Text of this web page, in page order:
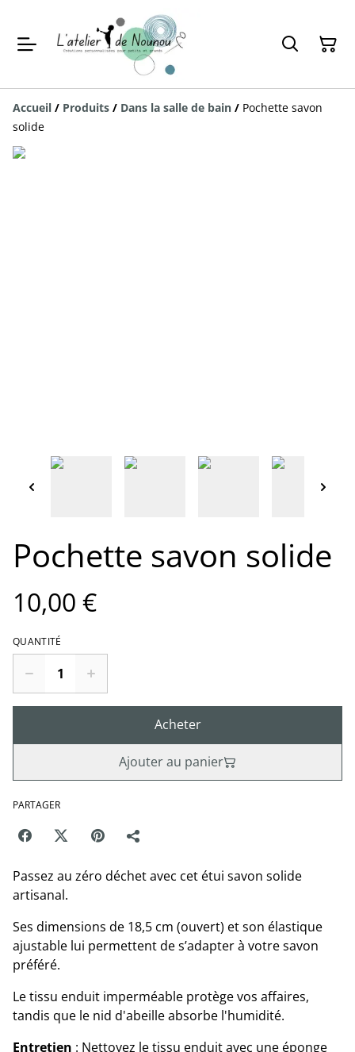
Accueil / Produits / Dans la salle de bain / Pochette savon
solide
Pochette savon solide
10,00 €
QUANTITÉ
Acheter
Ajouter au panier
PARTAGER
Passez au zéro déchet avec cet étui savon solide
artisanal.
Ses dimensions de 18,5 cm (ouvert) et son élastique
ajustable lui permettent de s’adapter à votre savon
préféré.
Le tissu enduit imperméable protège vos affaires,
tandis que le nid d'abeille absorbe l'humidité.
Entretien : Nettoyez le tissu enduit avec une éponge